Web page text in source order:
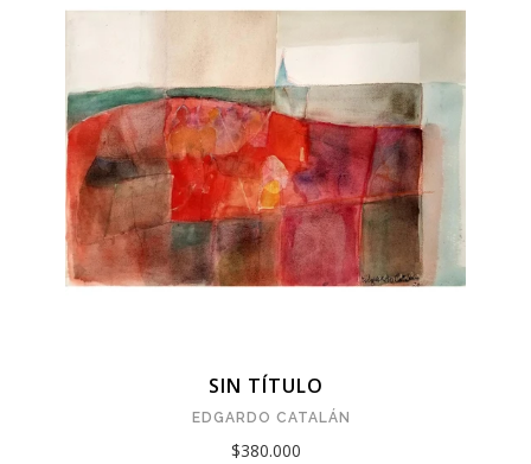
SIN TÍTULO
EDGARDO CATALÁN
$380.000